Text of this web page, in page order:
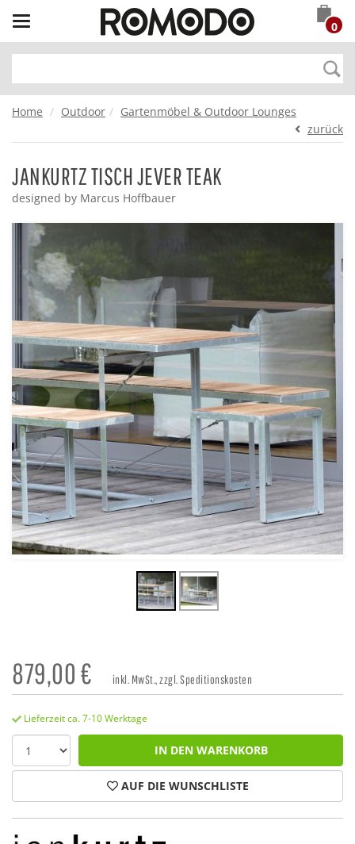
Toggle
navigation
0
Home Outdoor
Gartenmöbel & Outdoor Lounges
zurück
JANKURTZ TISCH JEVER TEAK
designed by Marcus Hoffbauer
879,00€ inkl. MwSt., zzgl. Speditionskosten
Lieferzeit ca. 7-10 Werktage
IN DEN WARENKORB
AUF DIE WUNSCHLISTE